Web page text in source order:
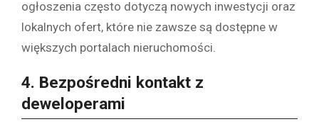
ogłoszenia często dotyczą nowych inwestycji oraz
lokalnych ofert, które nie zawsze są dostępne w
większych portalach nieruchomości.
4. Bezpośredni kontakt z
deweloperami